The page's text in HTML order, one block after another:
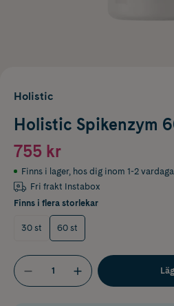
Holistic
Holistic Spikenzym
755 kr
Finns i lager, hos dig inom 1-2
Fri frakt Instabox
Finns i flera storlekar
30 st 60 st